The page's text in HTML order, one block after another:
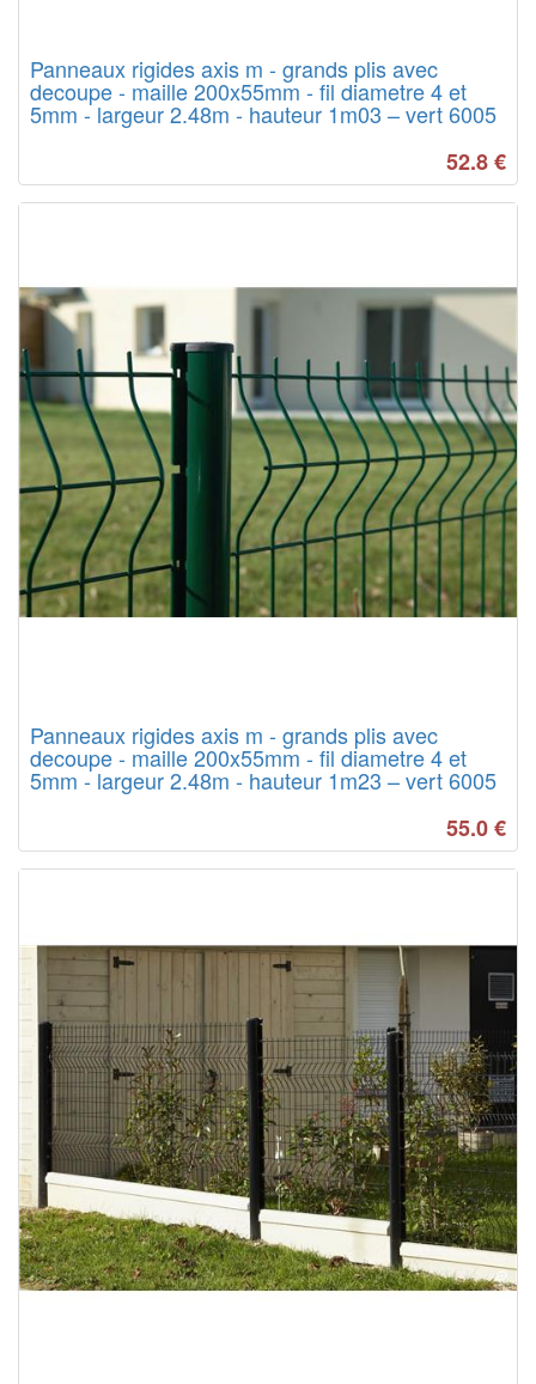
Panneaux rigides axis m - grands plis avec
decoupe - maille 200x55mm - fil diametre 4 et
5mm - largeur 2.48m - hauteur 1m03 – vert 6005
52.8€
Panneaux rigides axis m - grands plis avec
decoupe - maille 200x55mm - fil diametre 4 et
5mm - largeur 2.48m - hauteur 1m23 – vert 6005
55.0€